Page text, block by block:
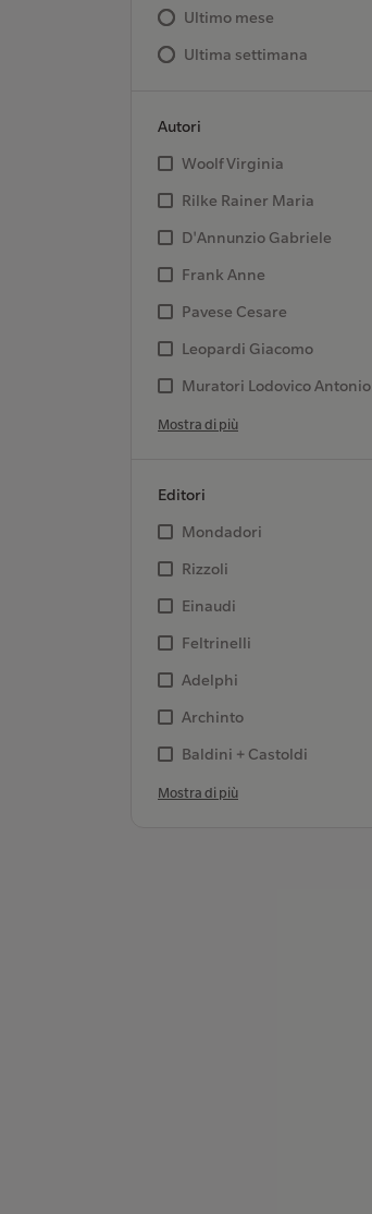
Ultimo mese
Ultima settimana
Autori
Woolf Virginia
Rilke Rainer Maria
D'Annunzio Gabriele
Frank Anne
Pavese Cesare
Leopardi Giacomo
Muratori Lodovico Antonio
Mostra di più
Editori
Mondadori
Rizzoli
Einaudi
Feltrinelli
Adelphi
Archinto
Baldini + Castoldi
Mostra di più